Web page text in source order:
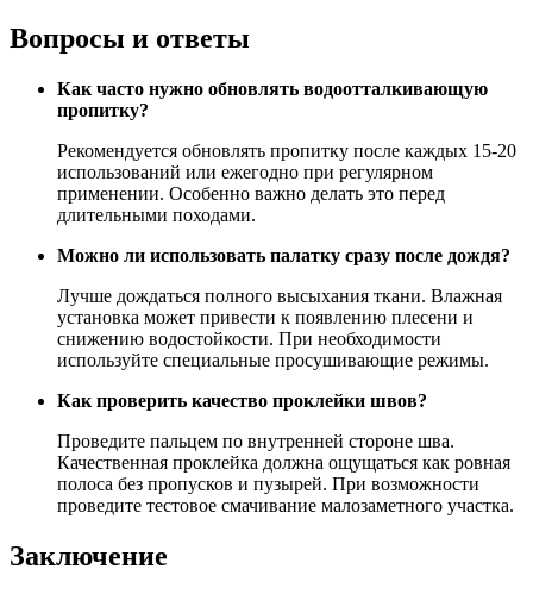
Вопросы и ответы
Как часто нужно обновлять водоотталкивающую
пропитку?
Рекомендуется обновлять пропитку после каждых 15-20
использований или ежегодно при регулярном
применении. Особенно важно делать это перед
длительными походами.
Можно ли использовать палатку сразу после дождя?
Лучше дождаться полного высыхания ткани. Влажная
установка может привести к появлению плесени и
снижению водостойкости. При необходимости
используйте специальные просушивающие режимы.
Как проверить качество проклейки швов?
Проведите пальцем по внутренней стороне шва.
Качественная проклейка должна ощущаться как ровная
полоса без пропусков и пузырей. При возможности
проведите тестовое смачивание малозаметного участка.
Заключение